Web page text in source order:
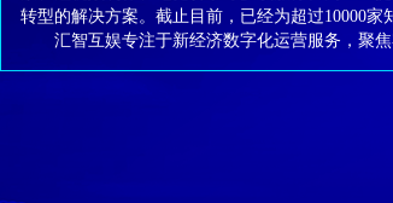
转型的解决方案。截止目前，已经为超过10000家
汇智互娱专注于新经济数字化运营服务，聚